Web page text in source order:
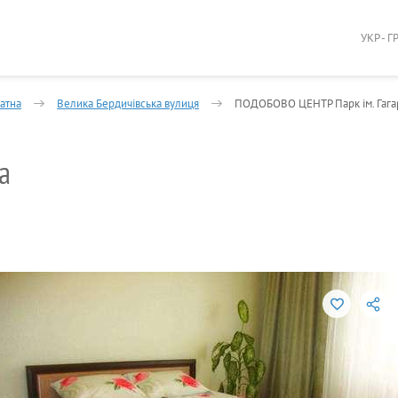
УКР -
Велика Бердичівська вулиця ПОДОБОВО ЦЕНТР Парк ім.